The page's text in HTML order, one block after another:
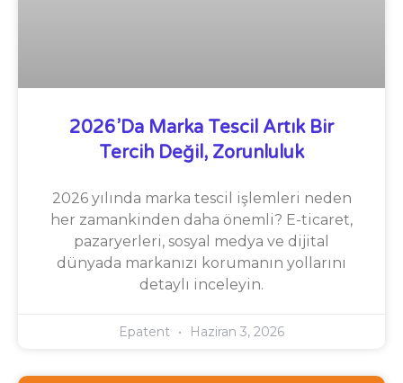
2026’da Marka Tescil Artık Bir
Tercih Değil, Zorunluluk
2026 yılında marka tescil işlemleri neden
her zamankinden daha önemli? E-ticaret,
pazaryerleri, sosyal medya ve dijital
dünyada markanızı korumanın yollarını
detaylı inceleyin.
Epatent Haziran 3, 2026